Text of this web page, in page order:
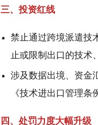
三、投资红线
禁止通过跨境派遣技
止或限制出口的技术
涉及数据出境、资金
《技术进出口管理条
四、处罚力度大幅升级